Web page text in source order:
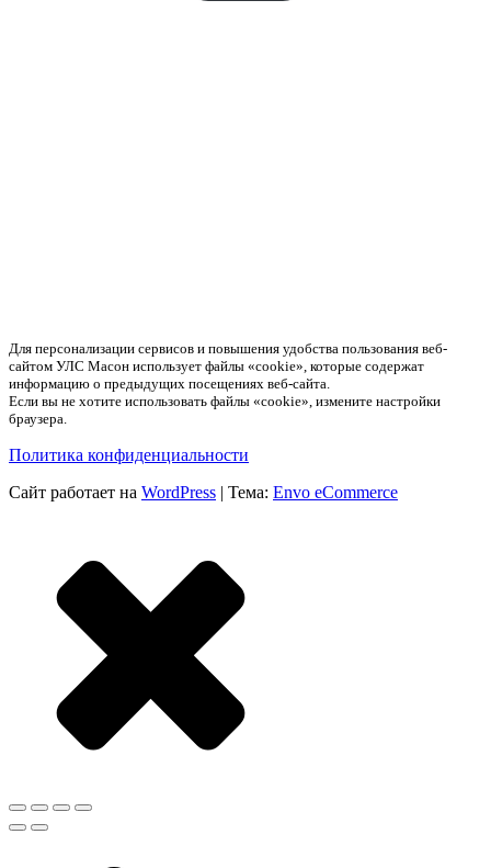
Для персонализации сервисов и повышения удобства пользования веб-
сайтом УЛС Масон использует файлы «cookie», которые содержат
информацию о предыдущих посещениях веб-сайта.
Если вы не хотите использовать файлы «cookie», измените настройки
браузера.
Политика конфиденциальности
Сайт работает на WordPress | Тема: Envo eCommerce